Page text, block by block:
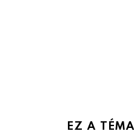
EZ A